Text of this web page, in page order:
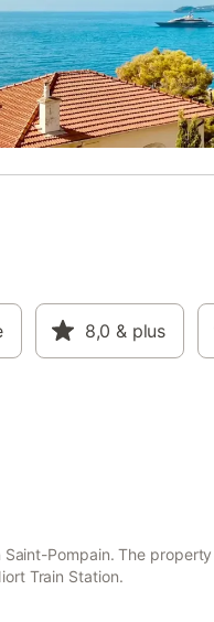
8,0 & plus
Pompain. The property
Train Station.